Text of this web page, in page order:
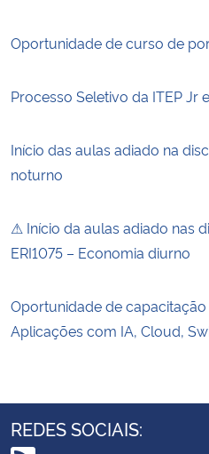
Secretaria-Geral
Secretaria de Governo
Gabinete de Segurança Institucional
Oportunidade de curso de
Processo Seletivo da ITEP Jr
Início das aulas adiado na
noturno
⚠ Início da aulas adiado nas
ERI1075 – Economia diurno
Oportunidade de
Aplicações com IA, Cloud,
REDES SOCIAIS: